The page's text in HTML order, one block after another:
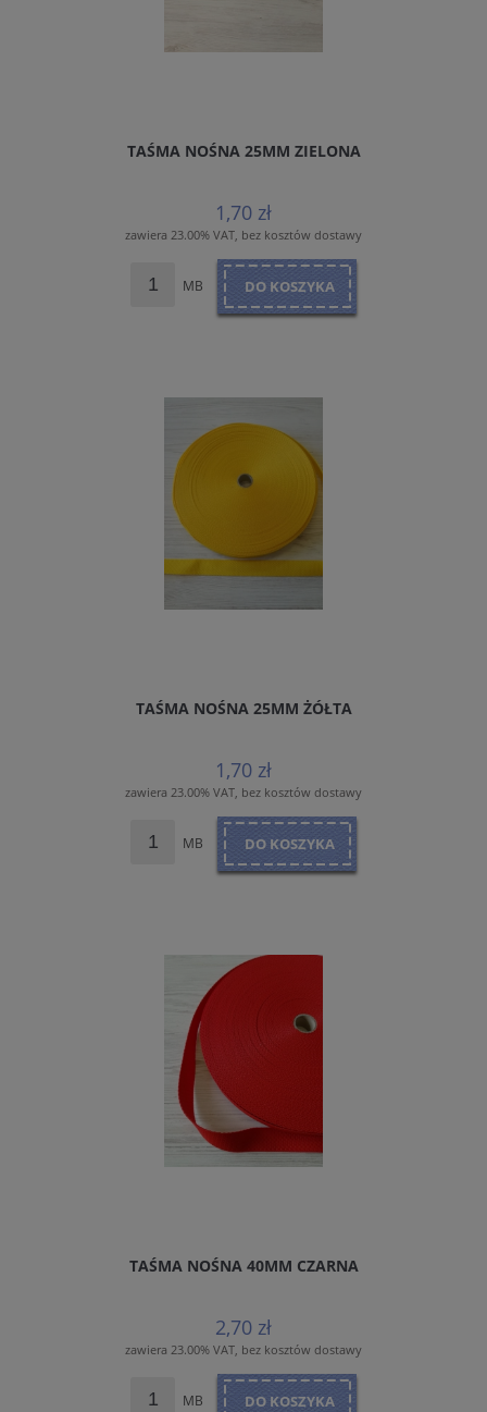
TAŚMA NOŚNA 25MM ZIELONA
1,70 zł
zawiera 23.00% VAT, bez kosztów dostawy
MB DO KOSZYKA
TAŚMA NOŚNA 25MM ŻÓŁTA
1,70 zł
zawiera 23.00% VAT, bez kosztów dostawy
MB DO KOSZYKA
TAŚMA NOŚNA 40MM CZARNA
2,70 zł
zawiera 23.00% VAT, bez kosztów dostawy
MB DO KOSZYKA